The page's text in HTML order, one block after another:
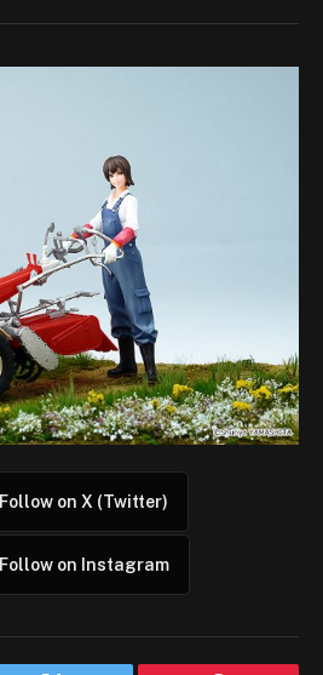
Follow on X (Twitter)
Follow on Instagram